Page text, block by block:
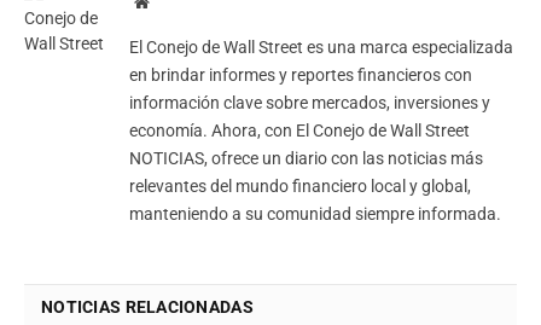
El Conejo de Wall Street es una marca especializada
en brindar informes y reportes financieros con
información clave sobre mercados, inversiones y
economía. Ahora, con El Conejo de Wall Street
NOTICIAS, ofrece un diario con las noticias más
relevantes del mundo financiero local y global,
manteniendo a su comunidad siempre informada.
NOTICIAS RELACIONADAS